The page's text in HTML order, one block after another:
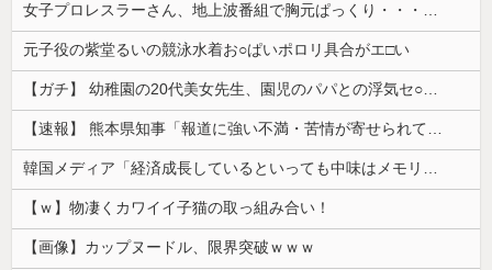
女子プロレスラーさん、地上波番組で胸元ぱっくり・・・（※画像あり）
元子役の紫堂るいの競泳水着お○ぱいポロリ具合がエ□い
【ガチ】 幼稚園の20代美女先生、園児のパパとの浮気セ○クス動画が流出して終わる
【速報】 熊本県知事「報道に強い不満・苦情が寄せられている」→TBSの報道特集がまさにそれな件
韓国メディア「経済成長しているといっても中味はメモリ価格だけ。雇用増加見通しが半減してしまった」……韓国の内需不況は根強い状況っすね
【ｗ】物凄くカワイイ子猫の取っ組み合い！
【画像】カップヌードル、限界突破ｗｗｗ